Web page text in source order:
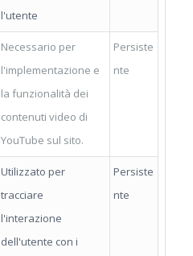
l'utente
Necessario per
l'implementazione e
la funzionalità dei
contenuti video di
YouTube sul sito.
Persiste
nte
Utilizzato per
tracciare
l'interazione
dell'utente con i
Persiste
nte